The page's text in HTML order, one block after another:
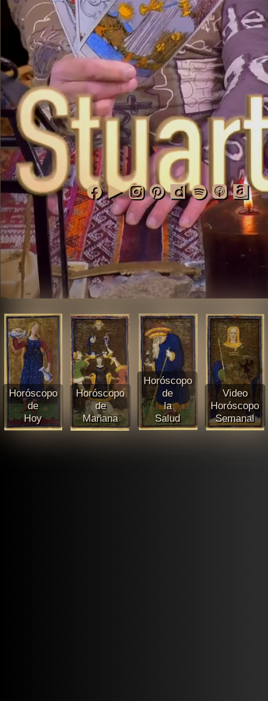
Horóscopo
de
Hoy
Horóscopo
de
Mañana
Horóscopo
de
la
Salud
Video
Horóscopo
Semanal